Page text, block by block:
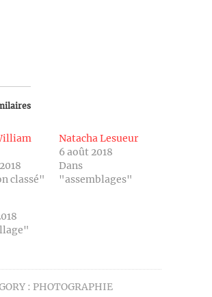
classé"
Natacha Lesueur
6 août 2018
Dans
"assemblages"
: PHOTOGRAPHIE